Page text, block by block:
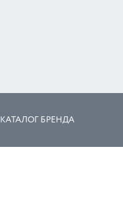
КАТАЛОГ БРЕНДА